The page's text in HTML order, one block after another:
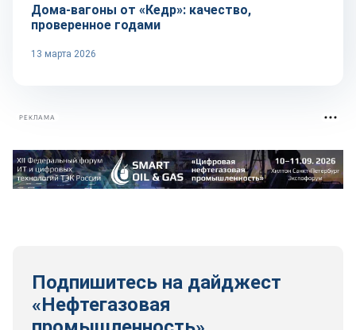
Дома-вагоны от «Кедр»: качество,
проверенное годами
13 марта 2026
РЕКЛАМА
Подпишитесь на дайджест
«Нефтегазовая